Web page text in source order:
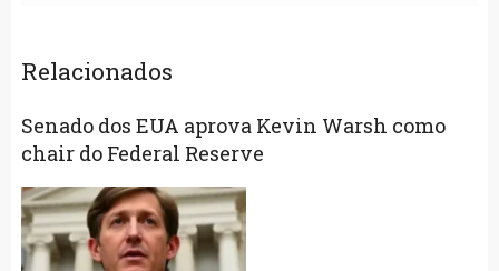
Relacionados
Senado dos EUA aprova Kevin Warsh como
chair do Federal Reserve